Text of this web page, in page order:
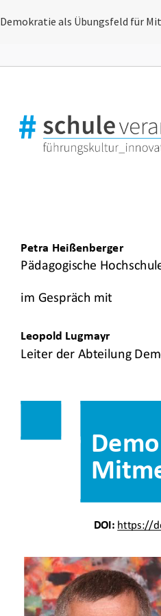
Zu Artikeldetails zurückkehren
Demokratie als Übungsfeld für